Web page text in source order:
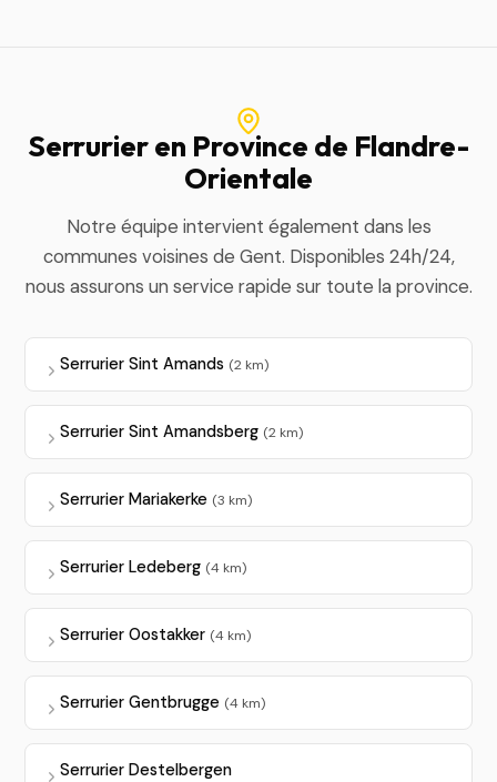
Serrurier en Province de Flandre-
Orientale
Notre équipe intervient également dans les
communes voisines de Gent. Disponibles 24h/24,
nous assurons un service rapide sur toute la province.
Serrurier Sint Amands (2 km)
Serrurier Sint Amandsberg (2 km)
Serrurier Mariakerke (3 km)
Serrurier Ledeberg (4 km)
Serrurier Oostakker (4 km)
Serrurier Gentbrugge (4 km)
Serrurier Destelbergen